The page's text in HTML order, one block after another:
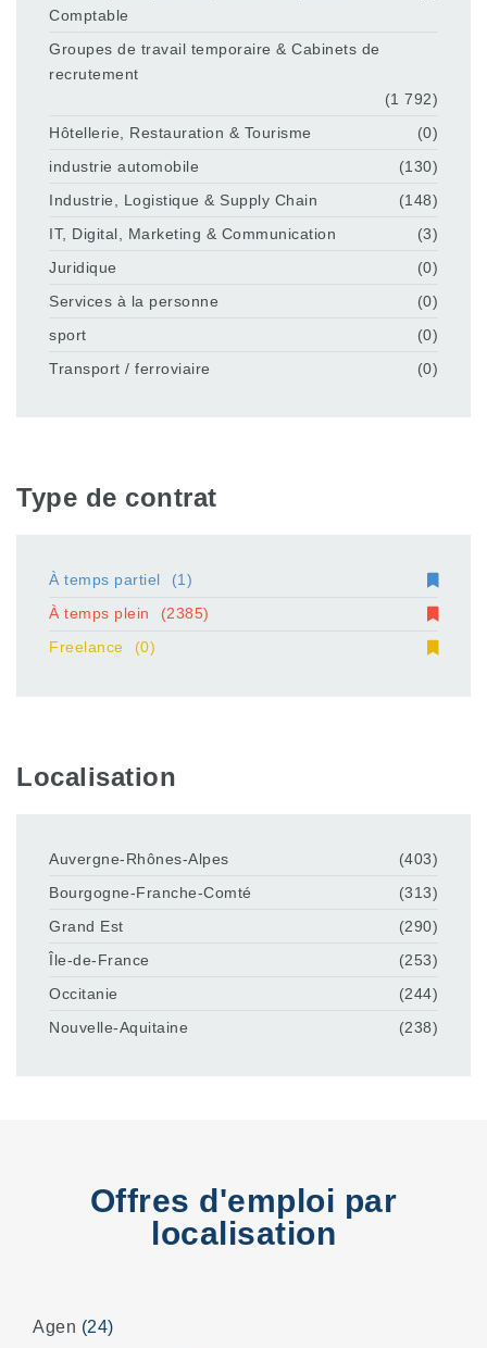
Comptable
Groupes de travail temporaire & Cabinets de
recrutement
(1 792)
Hôtellerie, Restauration & Tourisme
(0)
industrie automobile
(130)
Industrie, Logistique & Supply Chain
(148)
IT, Digital, Marketing & Communication
(3)
Juridique
(0)
Services à la personne
(0)
sport
(0)
Transport / ferroviaire
(0)
Type de contrat
À temps partiel
(1)
À temps plein
(2385)
Freelance
(0)
Localisation
Auvergne-Rhônes-Alpes
(403)
Bourgogne-Franche-Comté
(313)
Grand Est
(290)
Île-de-France
(253)
Occitanie
(244)
Nouvelle-Aquitaine
(238)
Offres d'emploi par
localisation
Agen (24)